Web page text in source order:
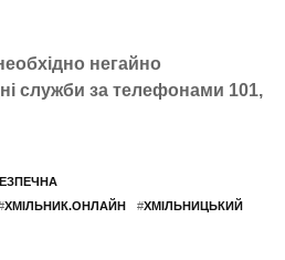
негайно
служби за телефонами 101,
ХМІЛЬНИК.ОНЛАЙН #ХМІЛЬНИЦЬКИЙ